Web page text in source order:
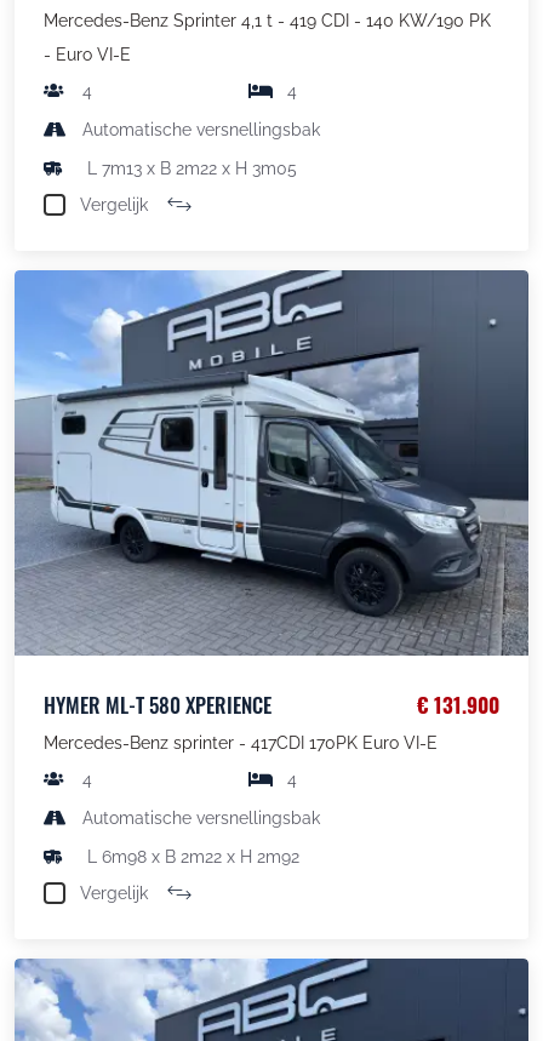
Mercedes-Benz Sprinter 4,1 t - 419 CDI - 140 KW/190 PK
- Euro VI-E
4
4
Automatische versnellingsbak
L 7m13 x B 2m22 x H 3m05
Vergelijk
HYMER ML-T 580 XPERIENCE € 131.900
Mercedes-Benz sprinter - 417CDI 170PK Euro VI-E
4
4
Automatische versnellingsbak
L 6m98 x B 2m22 x H 2m92
Vergelijk